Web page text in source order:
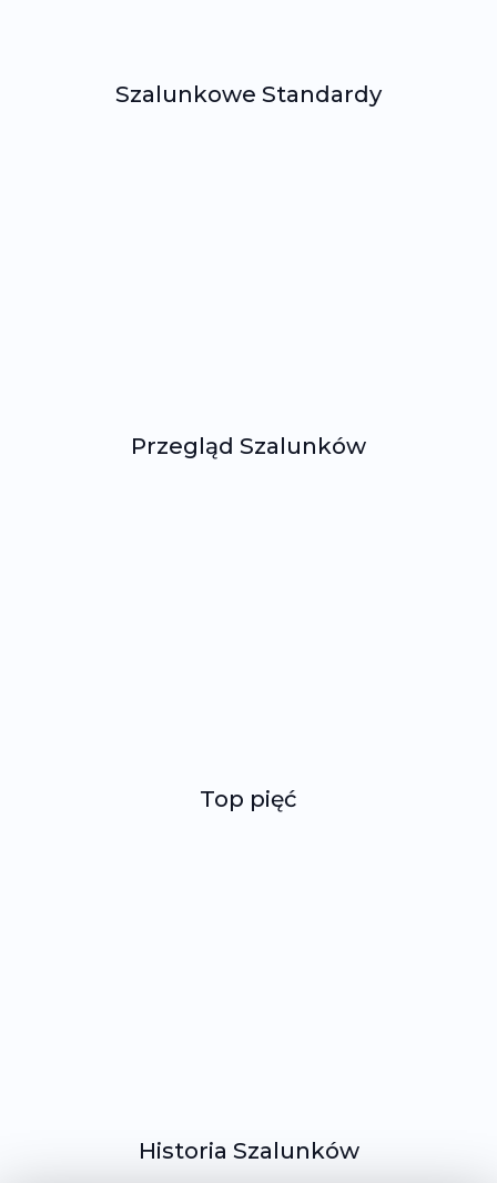
Szalunkowe Standardy
Przegląd Szalunków
Top pięć
Historia Szalunków